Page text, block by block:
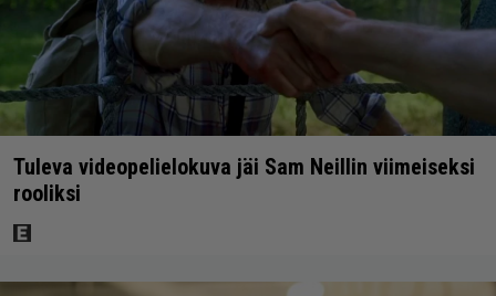
Tuleva videopelielokuva jäi Sam Neillin viimeiseksi
rooliksi